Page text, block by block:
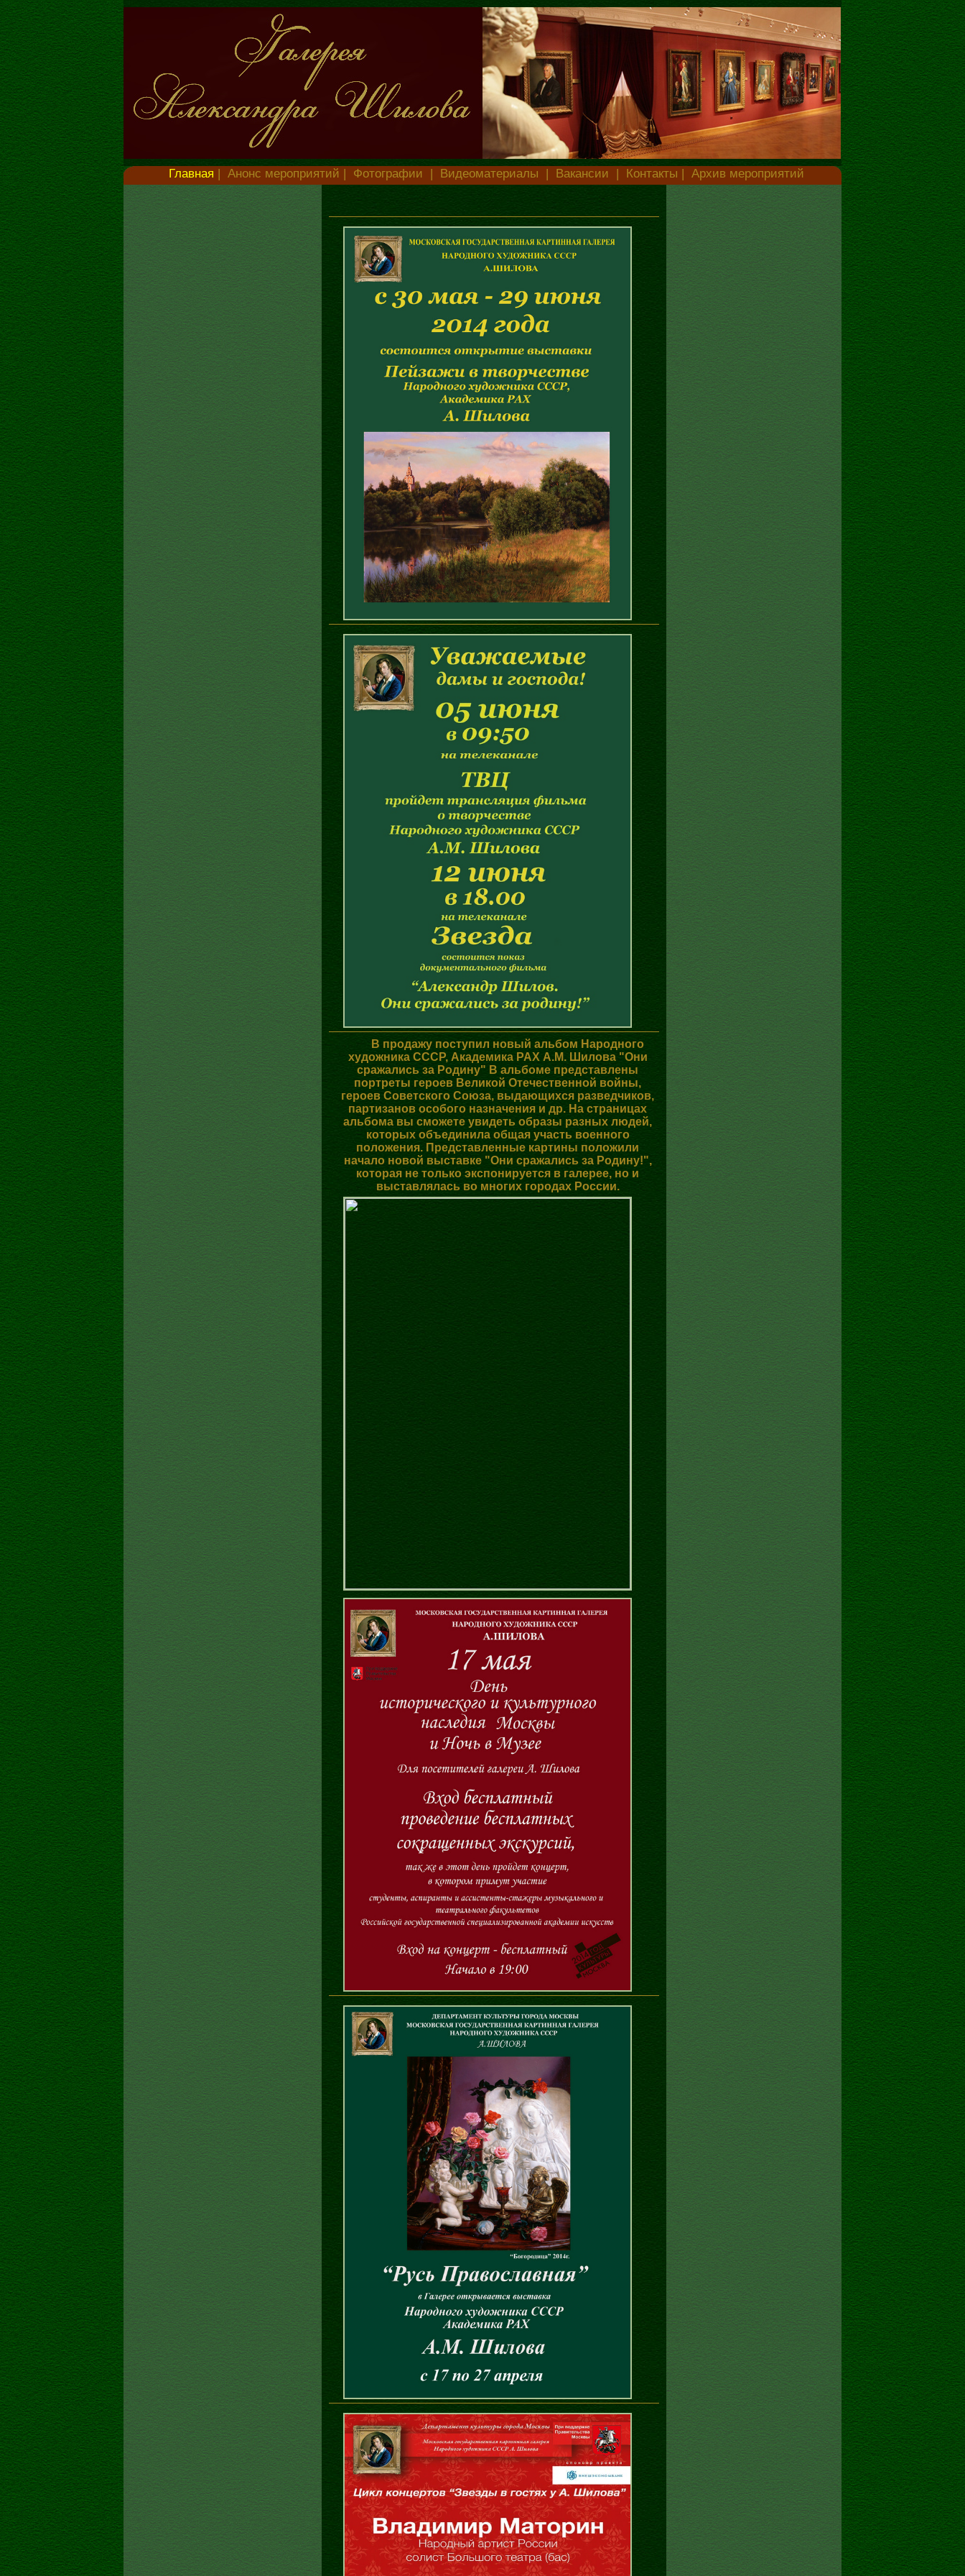
Главная | Анонс мероприятий | Фотографии | Видеоматериалы | Вакансии | Контакты | Архив мероприятий
В продажу поступил новый альбом Народного
художника СССР, Академика РАХ А.М. Шилова "Они
сражались за Родину" В альбоме представлены
портреты героев Великой Отечественной войны,
героев Советского Союза, выдающихся разведчиков,
партизанов особого назначения и др. На страницах
альбома вы сможете увидеть образы разных людей,
которых объединила общая участь военного
положения. Представленные картины положили
начало новой выставке "Они сражались за Родину!",
которая не только экспонируется в галерее, но и
выставлялась во многих городах России.